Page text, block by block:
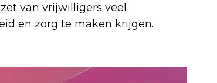
van vrijwilligers veel
en zorg te maken krijgen.